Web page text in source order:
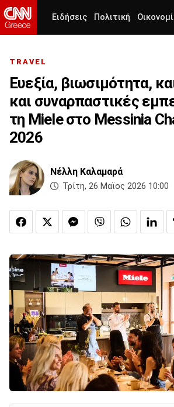
Ειδήσεις Πολιτική
TRAVEL
Ευεξία, βιωσιμότητα,
και συναρπαστικές
τη Miele στο Messinia
2026
Nέλλη Καλαμαρά
Τρίτη, 26 Μαϊος 2026 10:00